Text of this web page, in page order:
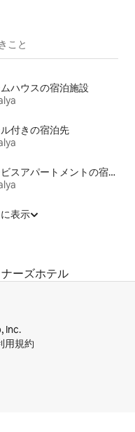
こと
ムハウスの宿泊施設
付きの宿泊先
サービスアパートメントの宿泊施設
表示
ーズホテル
Inc.
用規約